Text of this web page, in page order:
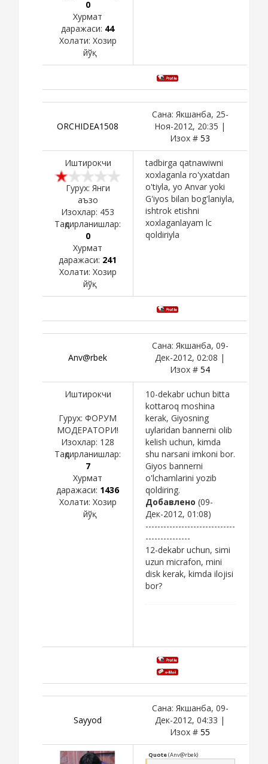
0
Хурмат
даражаси: 44
Холати: Хозир
йўқ
ORCHIDEA1508
Сана: Якшанба, 25-
Ноя-2012, 20:35 |
Изох # 53
Иштирокчи
Гурух: Янги
аъзо
Изохлар: 453
Тақдирланишлар:
0
Хурмат
даражаси: 241
Холати: Хозир
йўқ
tadbirga qatnawiwni
xoxlaganla ro'yxatdan
o'tiyla, yo Anvar yoki
G'iyos bilan bog'laniyla,
ishtrok etishni
xoxlaganlayam lc
qoldiriyla
Anv@rbek
Сана: Якшанба, 09-
Дек-2012, 02:08 |
Изох # 54
Иштирокчи
Гурух: ФОРУМ
МОДЕРАТОРИ!
Изохлар: 128
Тақдирланишлар:
7
Хурмат
даражаси: 1436
Холати: Хозир
йўқ
10-dekabr uchun bitta
kottaroq moshina
kerak, Giyosning
uylaridan bannerni olib
kelish uchun, kimda
shu narsani imkoni bor.
Giyos bannerni
o'lchamlarini yozib
qoldiring.
Добавлено (09-
Дек-2012, 01:08)
------------------------------
---------------
12-dekabr uchun, simi
uzun micrafon, mini
disk kerak, kimda ilojisi
bor?
Sayyod
Сана: Якшанба, 09-
Дек-2012, 04:33 |
Изох # 55
Quote(Anv@rbek)